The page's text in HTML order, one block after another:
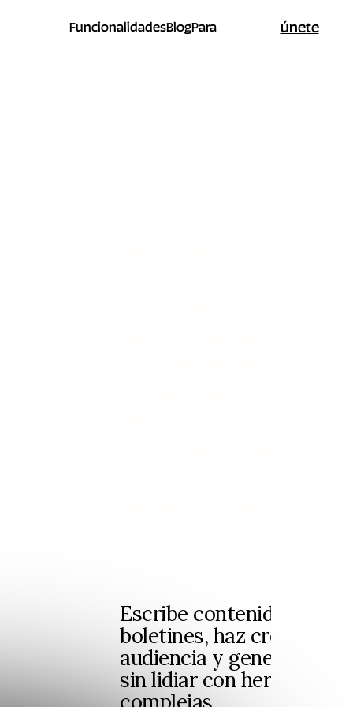
FuncionalidadesBlogPara únete
Escribe contenido, envía
boletines, haz crecer una
audiencia y genera
sin lidiar con